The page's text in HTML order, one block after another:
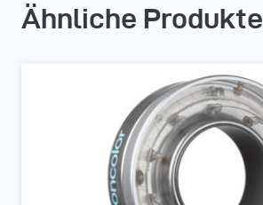
Ähnliche Produkte